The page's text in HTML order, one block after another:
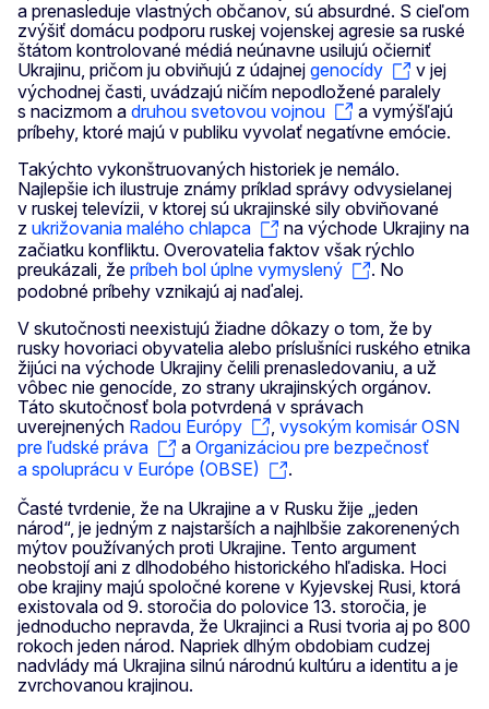
a prenasleduje vlastných občanov, sú absurdné. S cieľom
zvýšiť domácu podporu ruskej vojenskej agresie sa ruské
štátom kontrolované médiá neúnavne usilujú očierniť
Ukrajinu, pričom ju obviňujú z údajnej genocídy
v jej
východnej časti, uvádzajú ničím nepodložené paralely
s nacizmom a druhou svetovou vojnou
a vymýšľajú
príbehy, ktoré majú v publiku vyvolať negatívne emócie.
Takýchto vykonštruovaných historiek je nemálo.
Najlepšie ich ilustruje známy príklad správy odvysielanej
v ruskej televízii, v ktorej sú ukrajinské sily obviňované
z ukrižovania malého chlapca
na východe Ukrajiny na
začiatku konfliktu. Overovatelia faktov však rýchlo
preukázali, že príbeh bol úplne vymyslený
. No
podobné príbehy vznikajú aj naďalej.
V skutočnosti neexistujú žiadne dôkazy o tom, že by
rusky hovoriaci obyvatelia alebo príslušníci ruského etnika
žijúci na východe Ukrajiny čelili prenasledovaniu, a už
vôbec nie genocíde, zo strany ukrajinských orgánov.
Táto skutočnosť bola potvrdená v správach
uverejnených Radou Európy
vysokým komisár OSN
pre ľudské práva
a Organizáciou pre bezpečnosť
a spoluprácu v Európe (OBSE)
.
Časté tvrdenie, že na Ukrajine a v Rusku žije „jeden
národ“, je jedným z najstarších a najhlbšie zakorenených
mýtov používaných proti Ukrajine. Tento argument
neobstojí ani z dlhodobého historického hľadiska. Hoci
obe krajiny majú spoločné korene v Kyjevskej Rusi, ktorá
existovala od 9. storočia do polovice 13. storočia, je
jednoducho nepravda, že Ukrajinci a Rusi tvoria aj po 800
rokoch jeden národ. Napriek dlhým obdobiam cudzej
nadvlády má Ukrajina silnú národnú kultúru a identitu a je
zvrchovanou krajinou.